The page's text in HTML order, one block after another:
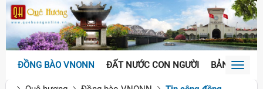
ĐỒNG BÀO VNONN ĐẤT NƯỚC CON NGƯỜI BẢN SẮCToggle